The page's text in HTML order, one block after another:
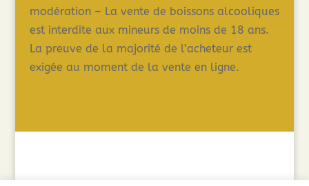
modération – La vente de boissons alcooliques
est interdite aux mineurs de moins de 18 ans.
La preuve de la majorité de l’acheteur est
exigée au moment de la vente en ligne.